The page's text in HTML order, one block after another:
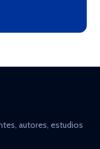
autores, estudios